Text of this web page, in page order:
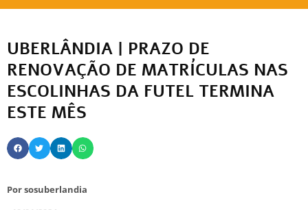
UBERLÂNDIA | PRAZO DE
RENOVAÇÃO DE MATRÍCULAS NAS
ESCOLINHAS DA FUTEL TERMINA
ESTE MÊS
Porsosuberlandia